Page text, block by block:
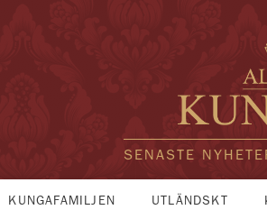
SENASTE
KUNGAFAMILJEN UTLÄNDSKT